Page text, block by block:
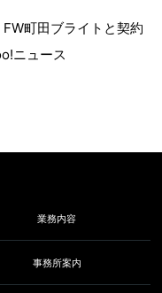
町田ブライトと契約
ニュース
業務内容
事務所案内